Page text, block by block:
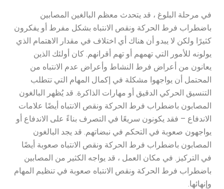
في مرحلة البلوغ ، قد يتحدث معظم البالغين المصابين
باضطراب فرط الحركة ونقص الانتباه بشكل مفرط أو يفكرون
كثيرًا ولكن لا يبدو أن هناك أي اختلاف في مقدار الاهتمام الذي
يولونه للأمور التي تهمهم أو تهم أقرانهم. كان أولئك الذين
يعانون من أعراض فرط النشاط وأعراض عدم الانتباه من
المحتمل أن يواجهوا مشكلة في إكمال المهام التي تتطلب
التنسيق الحركي الدقيق أو مهارات الذاكرة. قد يُظهر البالغون
المصابون باضطراب فرط الحركة ونقص الانتباه أيضًا علامات
الاندفاع – فقد يكونون سريعًا في التصرف بناءً على الاندفاع أو
يواجهون صعوبة في التحكم في نبضاتهم. قد يجد البالغون
المصابون باضطراب فرط الحركة ونقص الانتباه صعوبة أيضًا
في التركيز. في مكان العمل ، قد يواجه الكثير من المصابين
باضطراب فرط الحركة ونقص الانتباه صعوبة في تنظيم المهام
وإنهائها.